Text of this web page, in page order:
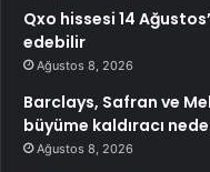
Qxo hissesi 14
edebilir
Ağustos 8, 2026
Barclays, Safran ve
büyüme kaldıracı
Ağustos 8, 2026